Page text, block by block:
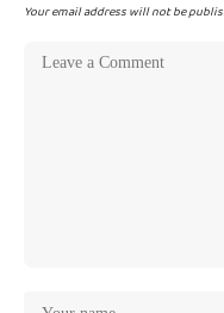
Your email address will not be